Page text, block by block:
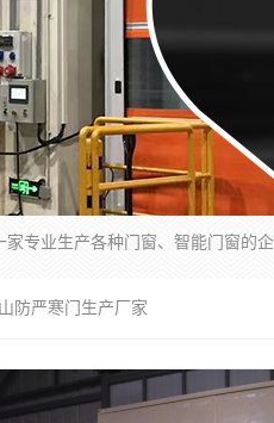
防严寒门生产厂家